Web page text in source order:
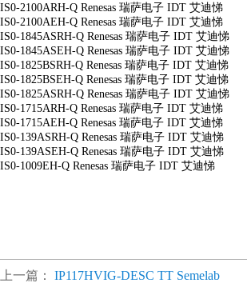
IS0-2100ARH-Q Renesas 瑞萨电子 IDT 艾迪悌
IS0-2100AEH-Q Renesas 瑞萨电子 IDT 艾迪悌
IS0-1845ASRH-Q Renesas 瑞萨电子 IDT 艾迪悌
IS0-1845ASEH-Q Renesas 瑞萨电子 IDT 艾迪悌
IS0-1825BSRH-Q Renesas 瑞萨电子 IDT 艾迪悌
IS0-1825BSEH-Q Renesas 瑞萨电子 IDT 艾迪悌
IS0-1825ASRH-Q Renesas 瑞萨电子 IDT 艾迪悌
IS0-1715ARH-Q Renesas 瑞萨电子 IDT 艾迪悌
IS0-1715AEH-Q Renesas 瑞萨电子 IDT 艾迪悌
IS0-139ASRH-Q Renesas 瑞萨电子 IDT 艾迪悌
IS0-139ASEH-Q Renesas 瑞萨电子 IDT 艾迪悌
IS0-1009EH-Q Renesas 瑞萨电子 IDT 艾迪悌
上一篇： IP117HVIG-DESC TT Semelab